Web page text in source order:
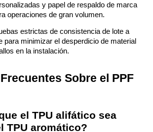
y papel de respaldo de marca
operaciones de gran volumen.
estrictas de consistencia de lote a
para minimizar el desperdicio de material
en la instalación.
Sobre el PPF
el TPU alifático sea
TPU aromático?